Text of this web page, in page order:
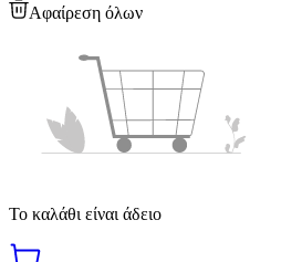
Αφαίρεση όλων
Το καλάθι είναι άδειο